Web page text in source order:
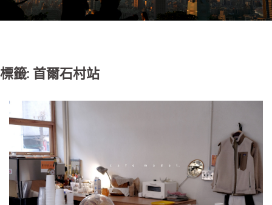
標籤: 首爾石村站